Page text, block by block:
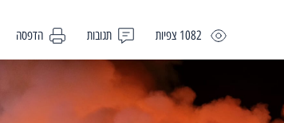
1082 צפיות תגובות הדפסה